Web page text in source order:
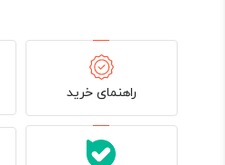
راهنمای خرید